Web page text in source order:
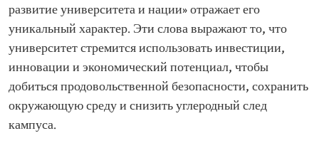
развитие университета и нации» отражает его
уникальный характер. Эти слова выражают то, что
университет стремится использовать инвестиции,
инновации и экономический потенциал, чтобы
добиться продовольственной безопасности, сохранить
окружающую среду и снизить углеродный след
кампуса.